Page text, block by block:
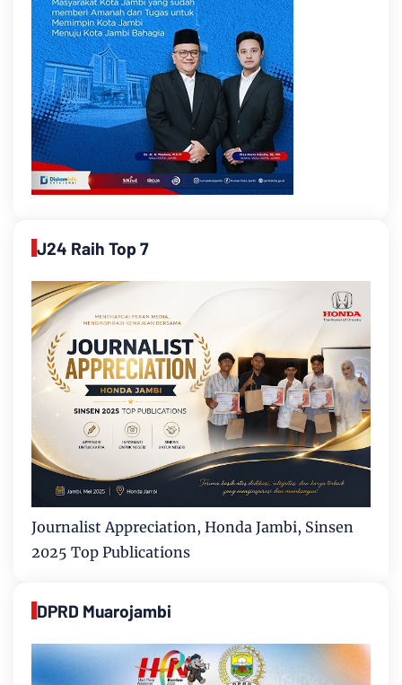
J24 Raih Top 7
Journalist Appreciation, Honda Jambi, Sinsen
2025 Top Publications
DPRD Muarojambi